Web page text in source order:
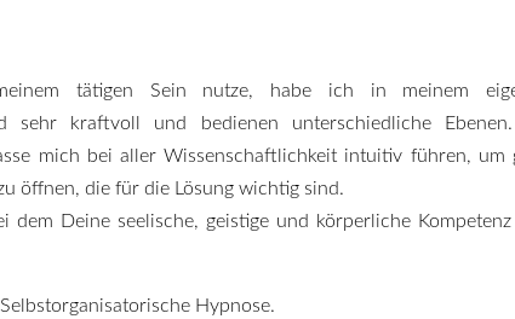
tätigen Sein nutze, habe ich in meinem
sehr kraftvoll und bedienen unterschiedliche
mich bei aller Wissenschaftlichkeit intuitiv führen, um
öffnen, die für die Lösung wichtig sind.
dem Deine seelische, geistige und körperliche
Hypnose.